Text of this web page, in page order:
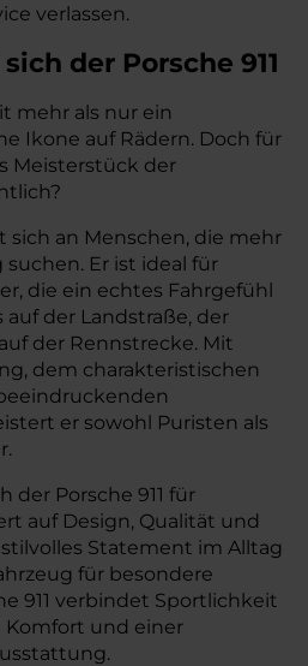
verlassen.
der Porsche 911
mehr als nur ein
Ikone auf Rädern. Doch für
Meisterstück der
sich an Menschen, die mehr
Er ist ideal für
die ein echtes Fahrgefühl
auf der Landstraße, der
der Rennstrecke. Mit
dem charakteristischen
er sowohl Puristen als
der Porsche 911 für
auf Design, Qualität und
Statement im Alltag
für besondere
911 verbindet Sportlichkeit
und einer